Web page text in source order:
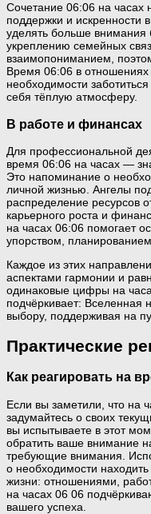
Сочетание 06:06 на часах
поддержки и искренности
уделять больше
укреплению семейных
взаимопониманием,
Время 06:06 в отношениях
необходимости
себя тёплую атмосферу.
В работе и финансах
Для профессиональной
время 06:06 на часах —
Это напоминание о
личной жизнью. Ангелы
распределение ресурсов
карьерного роста и
на часах 06:06 помогает
упорством,
Каждое из этих
аспектами гармонии и
одинаковые цифры на
подчёркивает: Вселенная
выбору, поддерживая на
Практические
Как реагировать на
Если вы заметили, что на
задумайтесь о своих
вы испытываете в этот
обратить ваше внимание
требующие внимания.
о необходимости
жизни: отношениями,
на часах 06 06
вашего успеха.